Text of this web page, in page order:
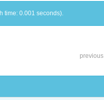
time: 0.001 seconds).
previous